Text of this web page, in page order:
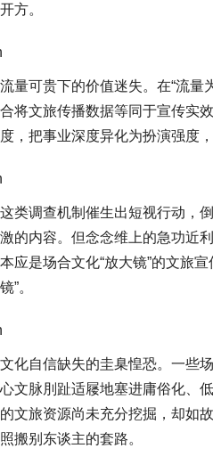
开方。
流量可贵下的价值迷失。在“流量
合将文旅传播数据等同于宣传实
度，把事业深度异化为扮演强度，
这类调查机制催生出短视行动，
激的内容。但念念维上的急功近
本应是场合文化“放大镜”的文旅
镜”。
文化自信缺失的圭臬惶恐。一些
心文脉刖趾适屦地塞进庸俗化、
的文旅资源尚未充分挖掘，却如
照搬别东谈主的套路。